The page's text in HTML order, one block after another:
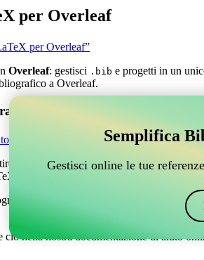
per Overleaf
per Overleaf”
Overleaf: gestisci .bib e progetti in un
a Overleaf.
online per gestire i tuoi
collaborativo online per gestire i tuoi
i tuoi riferimenti, citazioni e bibliografia
nel tuo progetto Overleaf.
e citazioni in vari stili, incluso
nella nostra documentazione di aiuto
Semplifica
Gestisci online le tue